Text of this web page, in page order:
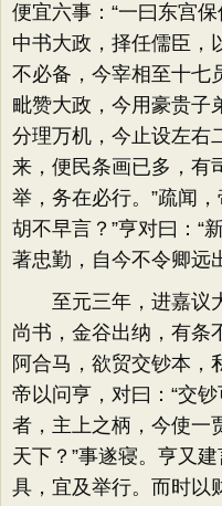
便宜六事：“一曰东宫
中书大政，择任儒臣，
不必备，今宰相至十七
毗赞大政，今用豪贵子
分理万机，今止设左右
来，便民条画已多，有
举，务在必行。”疏闻
胡不早言？”亨对曰：“
著忠勤，自今不令卿远
至元三年，进嘉议
尚书，金谷出纳，有条
阿合马，欲贸交钞本，
帝以问亨，对曰：“交
者，主上之柄，今使一
天下？”事遂寝。亨又
具，宜及举行。而时以